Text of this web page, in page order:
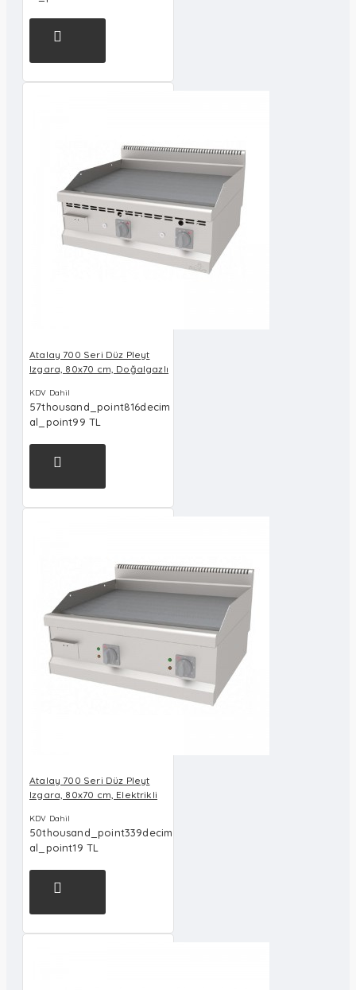
Atalay 700 Seri Düz Pleyt
Izgara, 80x70 cm, Doğalgazlı
KDV Dahil
57thousand_point816decim
al_point99 TL
Atalay 700 Seri Düz Pleyt
Izgara, 80x70 cm, Elektrikli
KDV Dahil
50thousand_point339decim
al_point19 TL